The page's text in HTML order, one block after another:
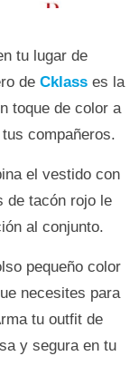
tu lugar de
de Cklass es la
toque de color a
compañeros.
el vestido con
de tacón rojo le
al conjunto.
pequeño color
necesites para
tu outfit de
y segura en tu